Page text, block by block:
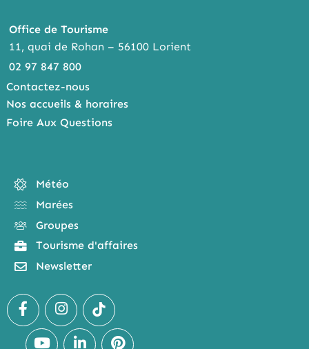
Office de Tourisme
11, quai de Rohan – 56100 Lorient
02 97 847 800
Contactez-nous
Nos accueils & horaires
Foire Aux Questions
Météo
Marées
Groupes
Tourisme d'affaires
Newsletter